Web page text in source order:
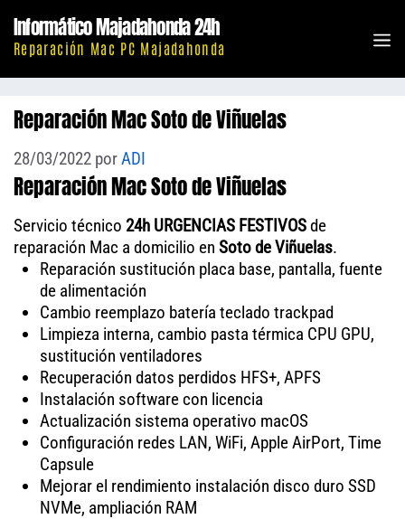
contenido
Informático Majadahonda 24h
Reparación Mac PC Majadahonda
Reparación Mac Soto de Viñuelas
28/03/2022 porADI
Reparación Mac Soto de Viñuelas
Servicio técnico 24h URGENCIAS FESTIVOSde
reparación Mac a domicilio en Soto de Viñuelas.
Reparación sustitución placa base, pantalla, fuente
de alimentación
Cambio reemplazo batería teclado trackpad
Limpieza interna, cambio pasta térmica CPU GPU,
sustitución ventiladores
Recuperación datos perdidos HFS+, APFS
Instalación software con licencia
Actualización sistema operativo macOS
Configuración redes LAN, WiFi, Apple AirPort, Time
Capsule
Mejorar el rendimiento instalación disco duro SSD
NVMe, ampliación RAM